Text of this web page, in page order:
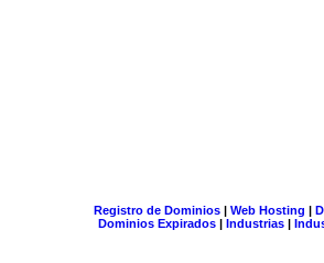
Registro de Dominios| Web Hosting |
Dominios Expirados | Industrias |